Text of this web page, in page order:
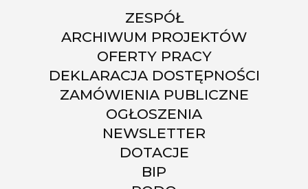
ZESPÓŁ
ARCHIWUM PROJEKTÓW
OFERTY PRACY
DEKLARACJA DOSTĘPNOŚCI
ZAMÓWIENIA PUBLICZNE
OGŁOSZENIA
NEWSLETTER
DOTACJE
BIP